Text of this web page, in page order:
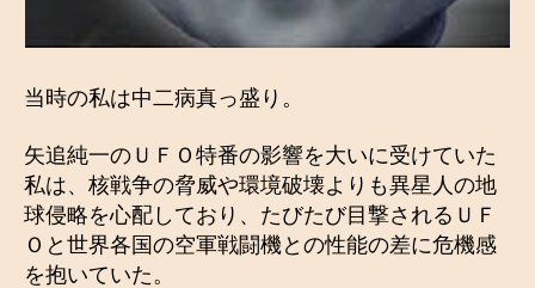
当時の私は中二病真っ盛り。
矢追純一のＵＦＯ特番の影響を大いに受けていた
私は、核戦争の脅威や環境破壊よりも異星人の地
球侵略を心配しており、たびたび目撃されるＵＦ
Ｏと世界各国の空軍戦闘機との性能の差に危機感
を抱いていた。